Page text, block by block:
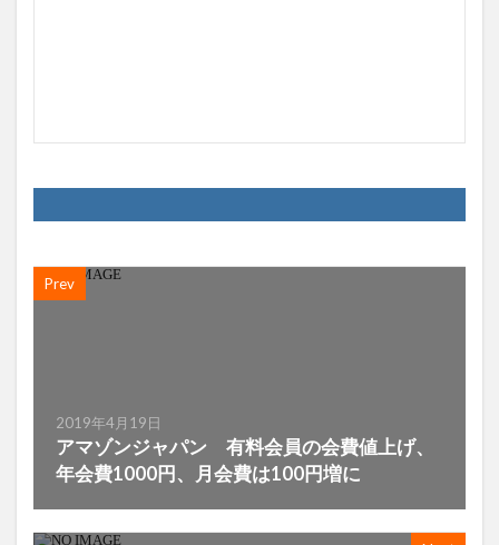
Prev
2019年4月19日
アマゾンジャパン 有料会員の会費値上げ、
年会費1000円、月会費は100円増に